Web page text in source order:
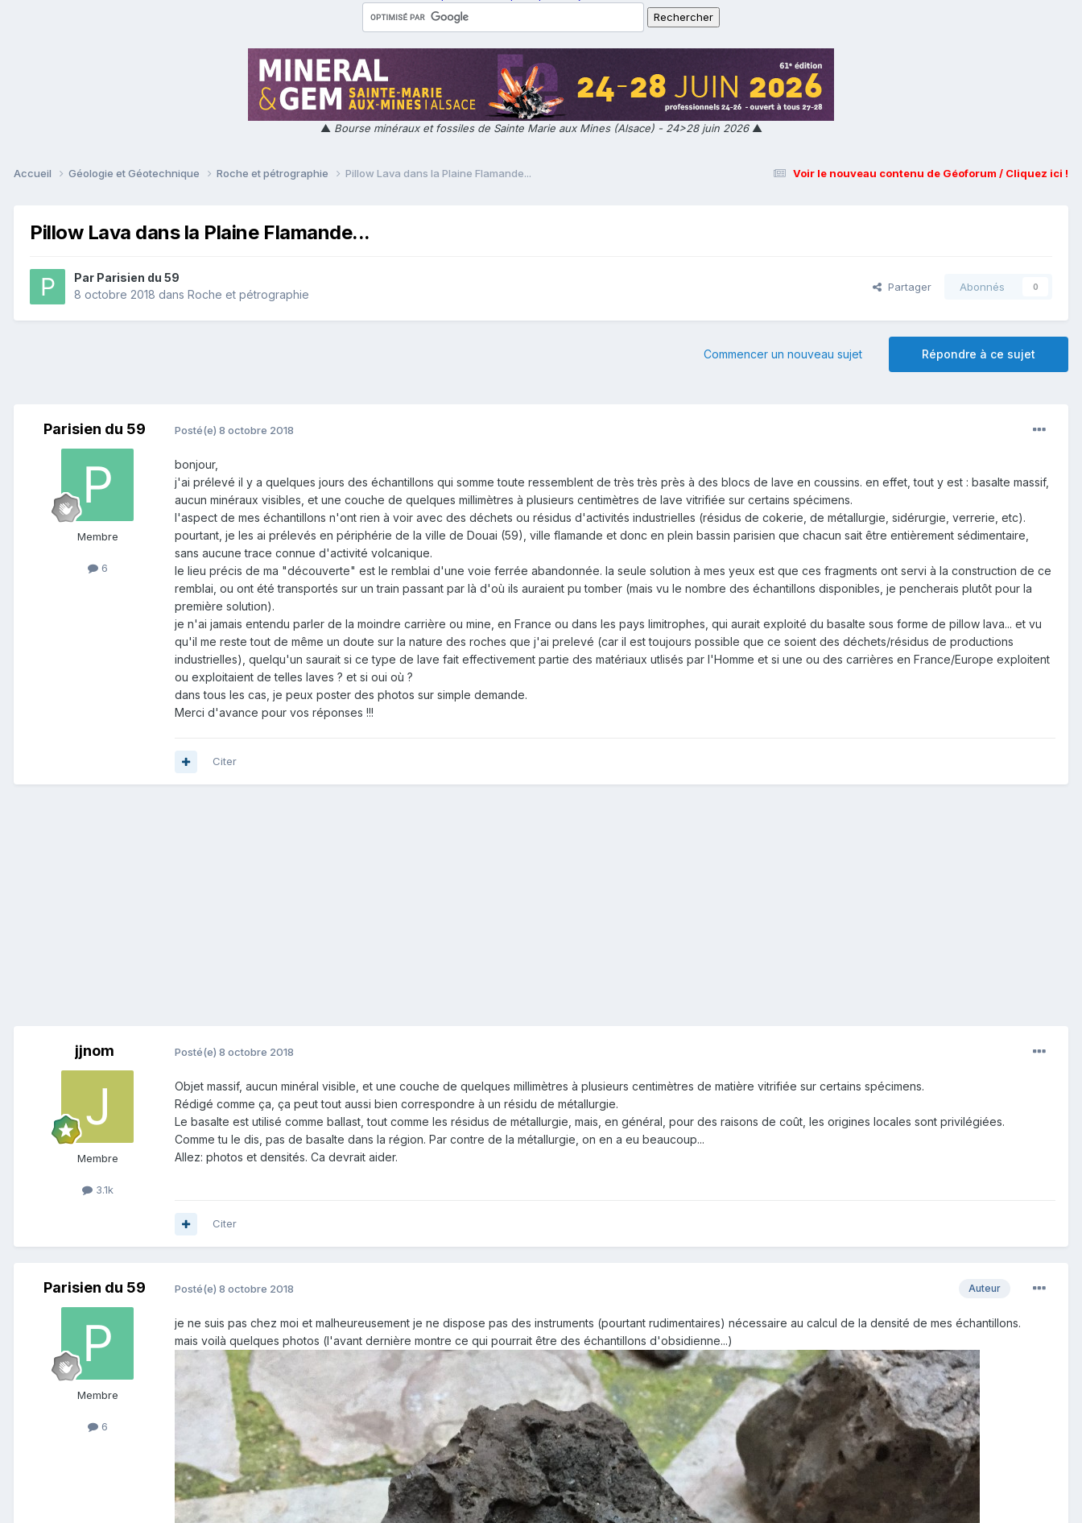
▲ Bourse minéraux et fossiles de Sainte Marie aux Mines (Alsace) - 24>28 juin 2026▲
Voir le nouveau contenu de Géoforum / Cliquez ici !
Accueil Géologie et Géotechnique Roche et pétrographie Pillow Lava dans la Plaine Flamande...
Pillow Lava dans la Plaine Flamande...
Par Parisien du 59
8 octobre 2018 dans Roche et pétrographie
Partager Abonnés 0
Répondre à ce sujet
Commencer un nouveau sujet
Parisien du 59
Membre
6
Posté(e) 8 octobre 2018
bonjour,
j'ai prélevé il y a quelques jours des échantillons qui somme toute ressemblent de très très près à des blocs de lave en coussins. en effet, tout y est : basalte massif,
aucun minéraux visibles, et une couche de quelques millimètres à plusieurs centimètres de lave vitrifiée sur certains spécimens.
l'aspect de mes échantillons n'ont rien à voir avec des déchets ou résidus d'activités industrielles (résidus de cokerie, de métallurgie, sidérurgie, verrerie, etc).
pourtant, je les ai prélevés en périphérie de la ville de Douai (59), ville flamande et donc en plein bassin parisien que chacun sait être entièrement sédimentaire,
sans aucune trace connue d'activité volcanique.
le lieu précis de ma "découverte" est le remblai d'une voie ferrée abandonnée. la seule solution à mes yeux est que ces fragments ont servi à la construction de ce
remblai, ou ont été transportés sur un train passant par là d'où ils auraient pu tomber (mais vu le nombre des échantillons disponibles, je pencherais plutôt pour la
première solution).
je n'ai jamais entendu parler de la moindre carrière ou mine, en France ou dans les pays limitrophes, qui aurait exploité du basalte sous forme de pillow lava... et vu
qu'il me reste tout de même un doute sur la nature des roches que j'ai prelevé (car il est toujours possible que ce soient des déchets/résidus de productions
industrielles), quelqu'un saurait si ce type de lave fait effectivement partie des matériaux utlisés par l'Homme et si une ou des carrières en France/Europe exploitent
ou exploitaient de telles laves ? et si oui où ?
dans tous les cas, je peux poster des photos sur simple demande.
Merci d'avance pour vos réponses !!!
Citer
jjnom
Membre
3.1k
Posté(e) 8 octobre 2018
Objet massif, aucun minéral visible, et une couche de quelques millimètres à plusieurs centimètres de matière vitrifiée sur certains spécimens.
Rédigé comme ça, ça peut tout aussi bien correspondre à un résidu de métallurgie.
Le basalte est utilisé comme ballast, tout comme les résidus de métallurgie, mais, en général, pour des raisons de coût, les origines locales sont privilégiées.
Comme tu le dis, pas de basalte dans la région. Par contre de la métallurgie, on en a eu beaucoup...
Allez: photos et densités. Ca devrait aider.
Citer
Parisien du 59
Membre
6
Auteur
Posté(e) 8 octobre 2018
je ne suis pas chez moi et malheureusement je ne dispose pas des instruments (pourtant rudimentaires) nécessaire au calcul de la densité de mes échantillons.
mais voilà quelques photos (l'avant dernière montre ce qui pourrait être des échantillons d'obsidienne...)